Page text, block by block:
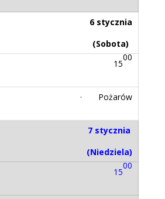
6 stycznia
(Sobota)
15
00
· Pożarów
7 stycznia
(Niedziela)
15
00